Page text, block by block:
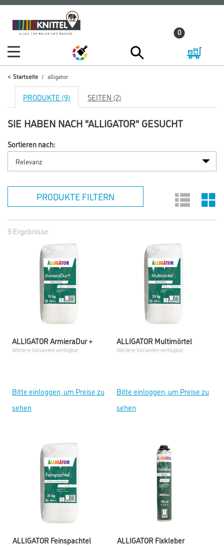
Zum
Inhalt
Zum
Navigationsmenü
0
Startseite alligator
PRODUKTE (9) SEITEN (2)
SIE HABEN NACH "ALLIGATOR" GESUCHT
Sortieren nach:
PRODUKTE FILTERN
9 Ergebnisse
ALLIGATOR ArmieraDur +
Weitere Varianten verfügbar
Bitte einloggen, um Preise zu
sehen
ALLIGATOR Multimörtel
Weitere Varianten verfügbar
Bitte einloggen, um Preise zu
sehen
ALLIGATOR Feinspachtel ALLIGATOR Fixkleber